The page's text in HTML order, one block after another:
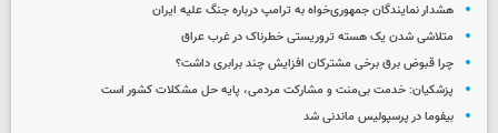
هشدار نمایندگان جمهوری‌خواه به ترامپ درباره جنگ علیه ایران
متلاشی شدن یک هسته تروریستی خطرناک در غرب عراق
چرا قبوض برق برخی مشترکان افزایش چند برابری داشت؟
پزشکیان: خدمت بی‌منت و مشارکت مردمی، پایه حل مشکلات کشور است
بیفوما در پرسپولیس ماندنی شد